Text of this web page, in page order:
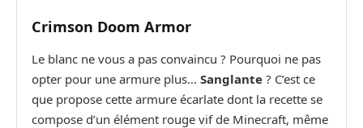
Crimson Doom Armor
Le blanc ne vous a pas convaincu ? Pourquoi ne pas
opter pour une armure plus… Sanglante ? C’est ce
que propose cette armure écarlate dont la recette se
compose d’un élément rouge vif de Minecraft, même